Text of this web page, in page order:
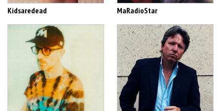
Kidsaredead MaRadioStar